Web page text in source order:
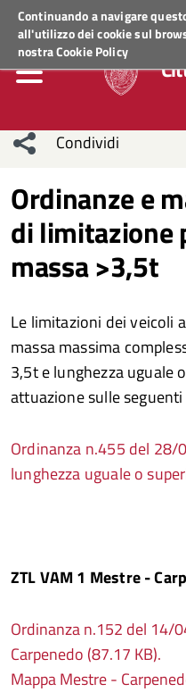
Continuando a navigare
all'utilizzo dei cookie sul
nostraCookie Policy
Regione VenetoACCEDI AI
Condividi
sui social
network
Condividi
Ordinanze e
di limitazione
massa >3,5t
Le limitazioni dei veicoli
massa massima
3,5t e lunghezza uguale
attuazione sulle seguenti
Ordinanza n.455 del
lunghezza uguale o
ZTL VAM 1 Mestre -
Ordinanza n.152 del 14/
Carpenedo (87.17 KB).
Mappa Mestre -